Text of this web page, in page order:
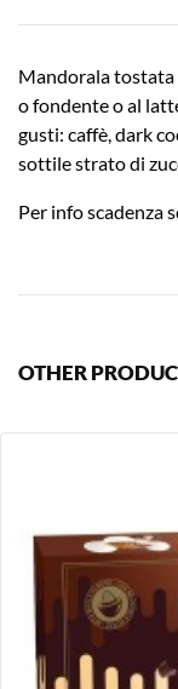
Mandorala tostata
o fondente o al
gusti: caffè, dark
sottile strato di
Per info scadenza
OTHER